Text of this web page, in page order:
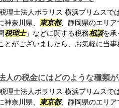
税理士法人ポラリス 横浜プリムスで
神奈川県、
東京都、静岡県のエリ
税理士」などに関する税務相談を承
とがございましたら、お気軽に当
人の税金にはどのような種類
税理士法人ポラリス 横浜プリムスで
神奈川県、
東京都、静岡県のエリ